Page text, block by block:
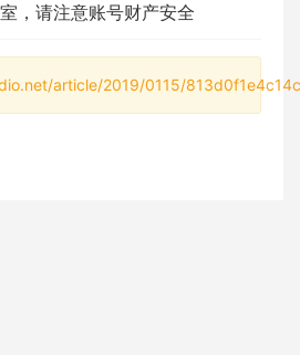
，请注意账号财产安全
article/2019/0115/